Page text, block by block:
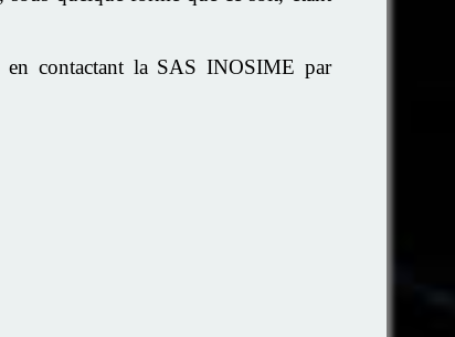
en contactant la SAS INOSIME par